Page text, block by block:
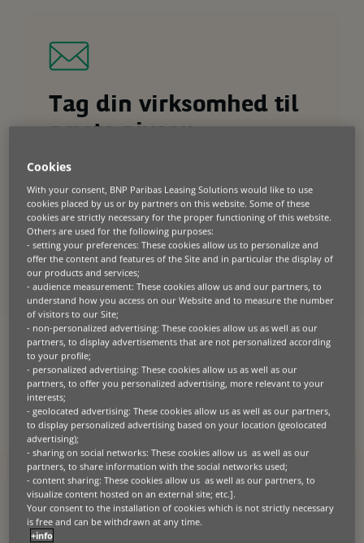
Tag din virksomhed til
næste niveau
Producenter og forhandlere
udstyr nemmere at sælge med fleksible leasing-
og brugsbaserede muligheder.
Virksomheder
Opgrader din flåde på en smart måde. Tag en
snak med en af vores dygtige leasingeksperter
og få gode råd til, hvordan vi kan gøre dine
produkter og serviceydelser mere tilgængelige
med vores skræddersyede og innovative
finansieringsløsninger.
Kontakt os
IT-udstyr som vi typisk
finansierer:
Cookies
With your consent, BNP Paribas Leasing Solutions would like to use
cookies placed by us or by partners on this website. Some of these
cookies are strictly necessary for the proper functioning of this website.
Others are used for the following purposes:
- setting your preferences: These cookies allow us to personalize and
offer the content and features of the Site and in particular the display of
our products and services;
- audience measurement: These cookies allow us and our partners, to
understand how you access on our Website and to measure the number
of visitors to our Site;
- non-personalized advertising: These cookies allow us as well as our
partners, to display advertisements that are not personalized according
to your profile;
- personalized advertising: These cookies allow us as well as our
partners, to offer you personalized advertising, more relevant to your
interests;
- geolocated advertising: These cookies allow us as well as our partners,
to display personalized advertising based on your location (geolocated
advertising);
- sharing on social networks: These cookies allow us as well as our
partners, to share information with the social networks used;
- content sharing: These cookies allow us as well as our partners, to
visualize content hosted on an external site; etc.].
Your consent to the installation of cookies which is not strictly necessary
is free and can be withdrawn at any time.
+info